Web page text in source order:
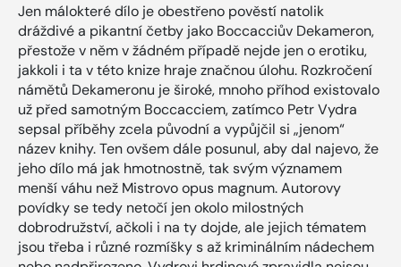
Jen málokteré dílo je obestřeno pověstí natolik
dráždivé a pikantní četby jako Boccacciův Dekameron,
přestože v něm v žádném případě nejde jen o erotiku,
jakkoli i ta v této knize hraje značnou úlohu. Rozkročení
námětů Dekameronu je široké, mnoho příhod existovalo
už před samotným Boccacciem, zatímco Petr Vydra
sepsal příběhy zcela původní a vypůjčil si „jenom“
název knihy. Ten ovšem dále posunul, aby dal najevo, že
jeho dílo má jak hmotnostně, tak svým významem
menší váhu než Mistrovo opus magnum. Autorovy
povídky se tedy netočí jen okolo milostných
dobrodružství, ačkoli i na ty dojde, ale jejich tématem
jsou třeba i různé rozmíšky s až kriminálním nádechem